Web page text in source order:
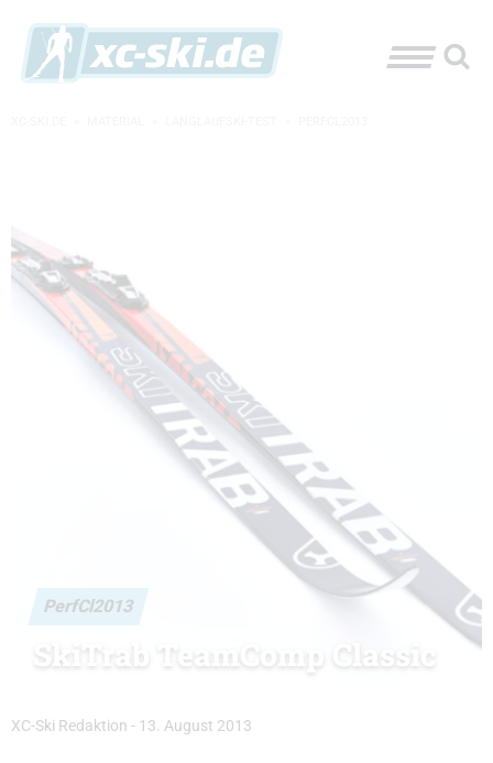
PerfCl2013
SkiTrab TeamComp Classic
XC-Ski Redaktion - 13. August 2013